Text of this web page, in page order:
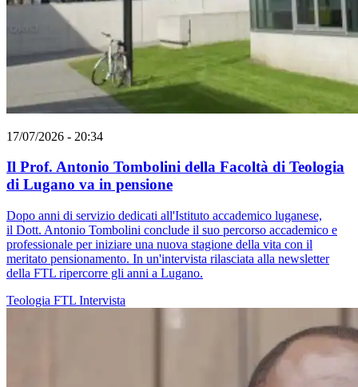
17/07/2026 - 20:34
Il Prof. Antonio Tombolini della Facoltà di Teologia
di Lugano va in pensione
Dopo anni di servizio dedicati all'Istituto accademico luganese,
il Dott. Antonio Tombolini conclude il suo percorso accademico e
professionale per iniziare una nuova stagione della vita con il
meritato pensionamento. In un'intervista rilasciata alla newsletter
della FTL ripercorre gli anni a Lugano.
Teologia FTL Intervista